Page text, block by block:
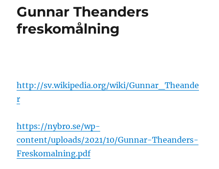
Gunnar Theanders
freskomålning
http://sv.wikipedia.org/wiki/Gunnar_Theande
r
https://nybro.se/wp-
content/uploads/2021/10/Gunnar-Theanders-
Freskomalning.pdf